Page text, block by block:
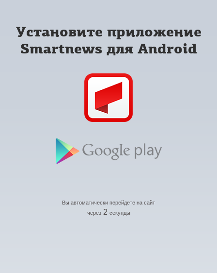
Установите приложение
Smartnews для Android
Вы автоматически перейдете на сайт
через 2 секунды